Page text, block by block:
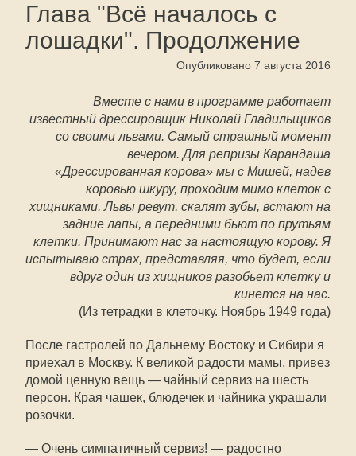
Глава "Всё началось с
лошадки". Продолжение
Опубликовано 7 августа 2016
Вместе с нами в программе работает
известный дрессировщик Николай Гладильщиков
со своими львами. Самый страшный момент
вечером. Для репризы Карандаша
«Дрессированная корова» мы с Мишей, надев
коровью шкуру, проходим мимо клеток с
хищниками. Львы ревут, скалят зубы, встают на
задние лапы, а передними бьют по прутьям
клетки. Принимают нас за настоящую корову. Я
испытываю страх, представляя, что будет, если
вдруг один из хищников разобьет клетку и
кинется на нас.
(Из тетрадки в клеточку. Ноябрь 1949 года)
После гастролей по Дальнему Востоку и Сибири я
приехал в Москву. К великой радости мамы, привез
домой ценную вещь — чайный сервиз на шесть
персон. Края чашек, блюдечек и чайника украшали
розочки.
— Очень симпатичный сервиз! — радостно